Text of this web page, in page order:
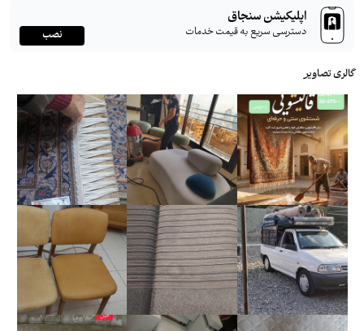
اپلیکیشن سنجاق
دسترسی سریع به قیمت خدمات نصب
گالری تصاویر